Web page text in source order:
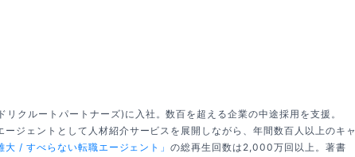
クルートパートナーズ)に入社。数百を超える企業の中途採用を支援。
ジェントとして人材紹介サービスを展開しながら、年間数百人以上のキャ
大 / すべらない転職エージェント」の総再生回数は2,000万回以上。著書